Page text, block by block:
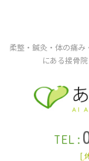
柔整・鍼灸・体の痛
にある接骨
TEL:
[